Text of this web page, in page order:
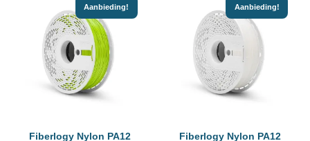
Aanbieding!
Fiberlogy Nylon PA12
Aanbieding!
Fiberlogy Nylon PA12